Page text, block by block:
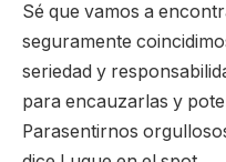
Sé que vamos a
seguramente
seriedad y
para encauzarlas y
Parasentirnos